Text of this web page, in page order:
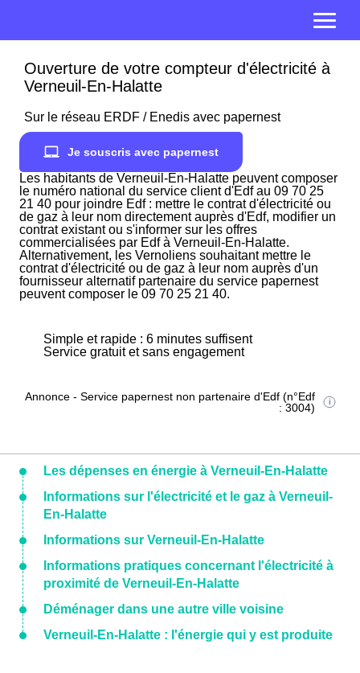
Ouverture de votre compteur d'électricité à
Verneuil-En-Halatte
Sur le réseau ERDF / Enedis avec papernest
Je souscris avec papernest
Les habitants de Verneuil-En-Halatte peuvent composer
le numéro national du service client d'Edf au 09 70 25
21 40 pour joindre Edf : mettre le contrat d'électricité ou
de gaz à leur nom directement auprès d'Edf, modifier un
contrat existant ou s'informer sur les offres
commercialisées par Edf à Verneuil-En-Halatte.
Alternativement, les Vernoliens souhaitant mettre le
contrat d'électricité ou de gaz à leur nom auprès d'un
fournisseur alternatif partenaire du service papernest
peuvent composer le 09 70 25 21 40.
Simple et rapide : 6 minutes suffisent
Service gratuit et sans engagement
Annonce - Service papernest non partenaire d'Edf (n°Edf
: 3004)
Les dépenses en énergie à Verneuil-En-Halatte
Informations sur l'électricité et le gaz à Verneuil-
En-Halatte
Informations sur Verneuil-En-Halatte
Informations pratiques concernant l'électricité à
proximité de Verneuil-En-Halatte
Déménager dans une autre ville voisine
Verneuil-En-Halatte : l'énergie qui y est produite